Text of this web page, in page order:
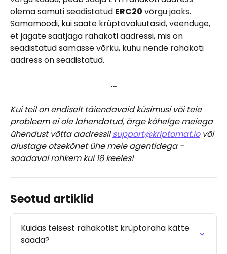
olema samuti seadistatud ERC20 võrgu jaoks.
Samamoodi, kui saate krüptovaluutasid, veenduge,
et jagate saatjaga rahakoti aadressi, mis on
seadistatud samasse võrku, kuhu nende rahakoti
aadress on seadistatud.
…
Kui teil on endiselt täiendavaid küsimusi või teie
probleem ei ole lahendatud, ärge kõhelge meiega
ühendust võtta aadressil support@kriptomat.io või
alustage otsekõnet ühe meie agentidega -
saadaval rohkem kui 18 keeles!
Seotud artiklid
Kuidas teisest rahakotist krüptoraha kätte
saada?